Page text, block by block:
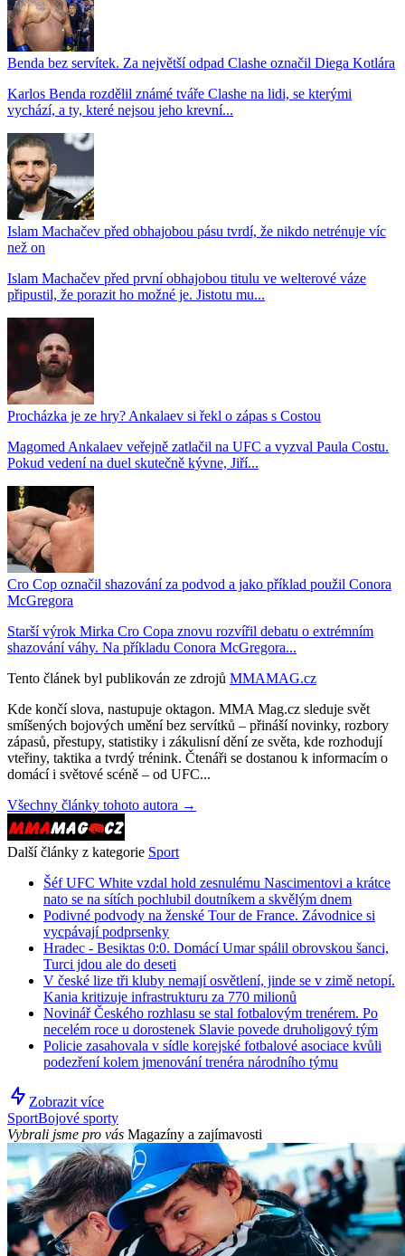
Benda bez servítek. Za největší odpad Clashe označil Diega Kotlára
Karlos Benda rozdělil známé tváře Clashe na lidi, se kterými
vychází, a ty, které nejsou jeho krevní...
Islam Machačev před obhajobou pásu tvrdí, že nikdo netrénuje víc
než on
Islam Machačev před první obhajobou titulu ve welterové váze
připustil, že porazit ho možné je. Jistotu mu...
Procházka je ze hry? Ankalaev si řekl o zápas s Costou
Magomed Ankalaev veřejně zatlačil na UFC a vyzval Paula Costu.
Pokud vedení na duel skutečně kývne, Jiří...
Cro Cop označil shazování za podvod a jako příklad použil Conora
McGregora
Starší výrok Mirka Cro Copa znovu rozvířil debatu o extrémním
shazování váhy. Na příkladu Conora McGregora...
Tento článek byl publikován ze zdrojů MMAMAG.cz
Kde končí slova, nastupuje oktagon. MMA Mag.cz sleduje svět
smíšených bojových umění bez servítků – přináší novinky, rozbory
zápasů, přestupy, statistiky i zákulisní dění ze světa, kde rozhodují
vteřiny, taktika a tvrdý trénink. Čtenáři se dostanou k informacím o
domácí i světové scéně – od UFC...
Všechny články tohoto autora →
Další články z kategorie Sport
Šéf UFC White vzdal hold zesnulému Nascimentovi a krátce
nato se na sítích pochlubil doutníkem a skvělým dnem
Podivné podvody na ženské Tour de France. Závodnice si
vycpávají podprsenky
Hradec - Besiktas 0:0. Domácí Umar spálil obrovskou šanci,
Turci jdou ale do deseti
V české lize tři kluby nemají osvětlení, jinde se v zimě netopí.
Kania kritizuje infrastrukturu za 770 milionů
Novinář Českého rozhlasu se stal fotbalovým trenérem. Po
necelém roce u dorostenek Slavie povede druholigový tým
Policie zasahovala v sídle korejské fotbalové asociace kvůli
podezření kolem jmenování trenéra národního týmu
Zobrazit více
SportBojové sporty
Vybrali jsme pro vás Magazíny a zajímavosti